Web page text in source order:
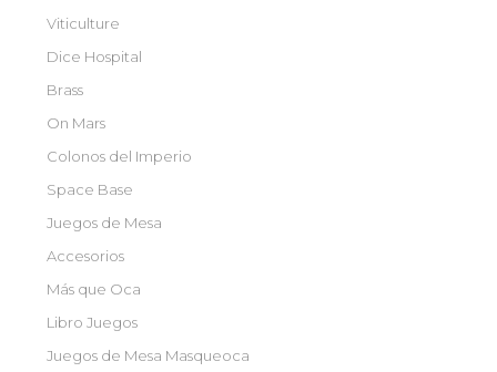
Viticulture
Dice Hospital
Brass
On Mars
Colonos del Imperio
Space Base
Juegos de Mesa
Accesorios
Más que Oca
Libro Juegos
Juegos de Mesa Masqueoca